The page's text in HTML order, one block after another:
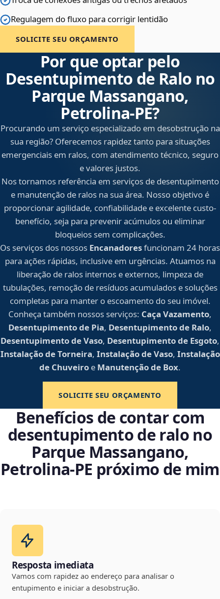
Regulagem do fluxo para corrigir lentidão
SOLICITE SEU ORÇAMENTO
Por que optar pelo
Desentupimento de Ralo no
Parque Massangano,
Petrolina‑PE?
Procurando um serviço especializado em desobstrução na
sua região? Oferecemos rapidez tanto para situações
emergenciais em ralos, com atendimento técnico, seguro
e valores justos.
Nos tornamos referência em serviços de desentupimento
e manutenção de ralos na sua área. Nosso objetivo é
proporcionar agilidade, confiabilidade e excelente custo-
benefício, seja para prevenir acúmulos ou eliminar
bloqueios sem complicações.
Os serviços dos nossos Encanadoresfuncionam 24 horas
para ações rápidas, inclusive em urgências. Atuamos na
liberação de ralos internos e externos, limpeza de
tubulações, remoção de resíduos acumulados e soluções
completas para manter o escoamento do seu imóvel.
Conheça também nossos serviços: Caça Vazamento,
Desentupimento de Pia, Desentupimento de Ralo,
Desentupimento de Vaso, Desentupimento de Esgoto,
Instalação de Torneira, Instalação de Vaso, Instalação
de Chuveiro e Manutenção de Box.
SOLICITE SEU ORÇAMENTO
Benefícios de contar com
desentupimento de ralo no
Parque Massangano,
Petrolina‑PE próximo de mim
Resposta imediata
Vamos com rapidez ao endereço para analisar o
entupimento e iniciar a desobstrução.